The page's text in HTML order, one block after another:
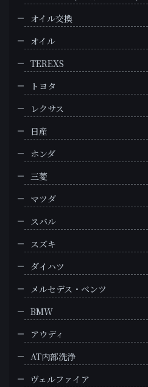
オイル交換
オイル
TEREXS
トヨタ
レクサス
日産
ホンダ
三菱
マツダ
スバル
スズキ
ダイハツ
メルセデス・ベンツ
BMW
アウディ
AT内部洗浄
ヴェルファイア